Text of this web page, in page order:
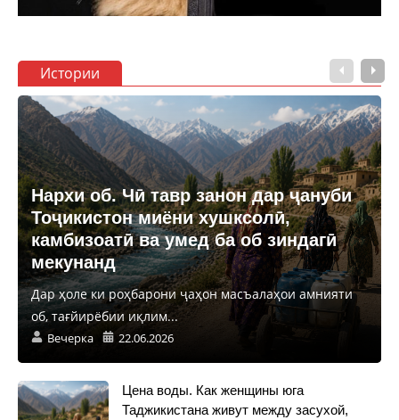
Истории
Нархи об. Чӣ тавр занон дар ҷануби
Тоҷикистон миёни хушксолӣ,
камбизоатӣ ва умед ба об зиндагӣ
мекунанд
Дар ҳоле ки роҳбарони ҷаҳон масъалаҳои амнияти
об, тағйирёбии иқлим...
Вечерка 22.06.2026
Цена воды. Как женщины юга
Таджикистана живут между засухой,